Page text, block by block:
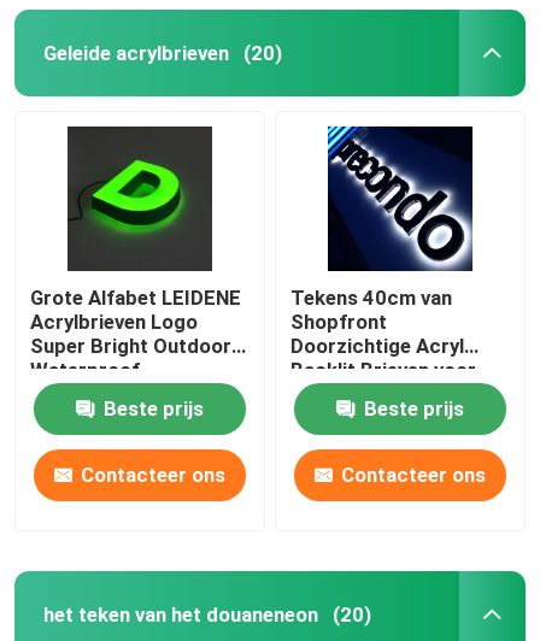
Geleide acrylbrieven (20)
Grote Alfabet LEIDENE
Acrylbrieven Logo
Super Bright Outdoor
Waterproof
Beste prijs
Contacteer ons
Tekens 40cm van
Shopfront
Doorzichtige Acryl
Backlit Brieven voor
Bedrijven
Beste prijs
Contacteer ons
het teken van het douaneneon (20)